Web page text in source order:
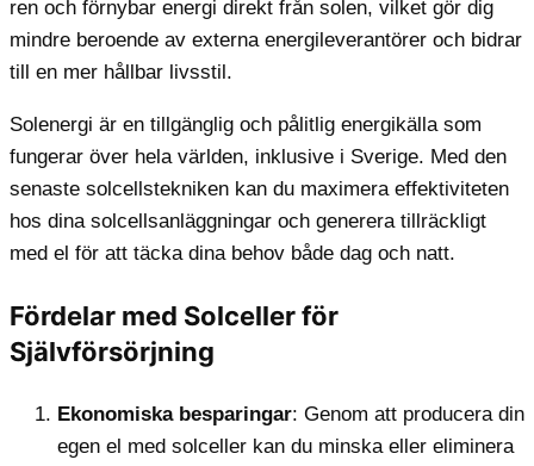
ren och förnybar energi direkt från solen, vilket gör dig
mindre beroende av externa energileverantörer och bidrar
till en mer hållbar livsstil.
Solenergi är en tillgänglig och pålitlig energikälla som
fungerar över hela världen, inklusive i Sverige. Med den
senaste solcellstekniken kan du maximera effektiviteten
hos dina solcellsanläggningar och generera tillräckligt
med el för att täcka dina behov både dag och natt.
Fördelar med Solceller för
Självförsörjning
Ekonomiska besparingar: Genom att producera din
egen el med solceller kan du minska eller eliminera